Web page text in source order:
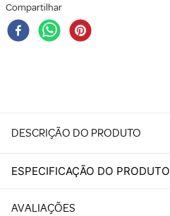
Compartilhar
DESCRIÇÃO DO PRODUTO
ESPECIFICAÇÃO DO PRODUTO
AVALIAÇÕES